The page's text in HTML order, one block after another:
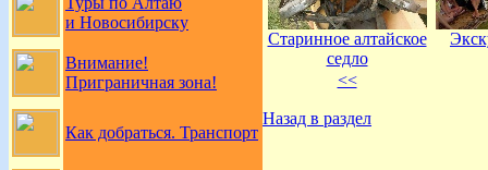
и Новосибирску
Внимание!
Приграничная зона!
Как добраться. Транспорт
Старинное алтайское
седло
<<
Назад в раздел